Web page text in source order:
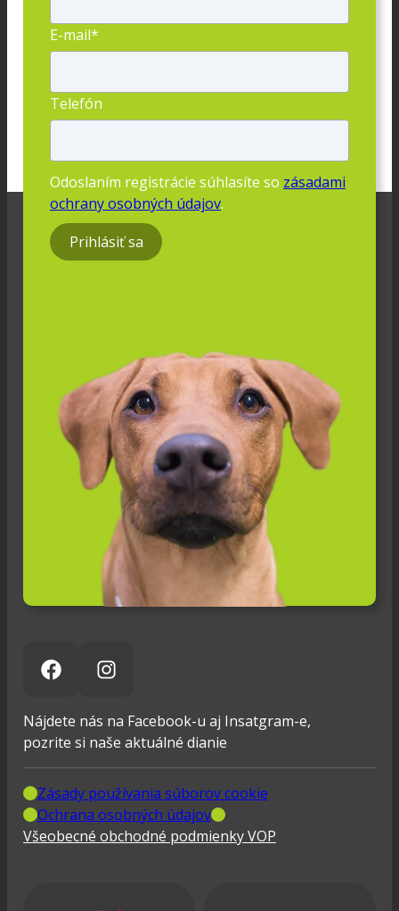
E-mail*
Telefón
Odoslaním registrácie súhlasíte so zásadami
ochrany osobných údajov.
Prihlásiť sa
Nájdete nás na Facebook-u aj Insatgram-e,
pozrite si naše aktuálné dianie
Zásady používania súborov cookie
Ochrana osobných údajov
Všeobecné obchodné podmienky VOP